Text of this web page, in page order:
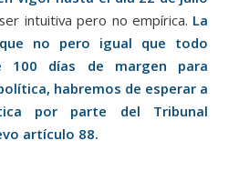
intuitiva pero no empírica. La
no pero igual que todo
100 días de margen para
habremos de esperar a
por parte del Tribunal
artículo 88.